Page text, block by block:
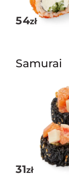
54zł
Samurai
31zł